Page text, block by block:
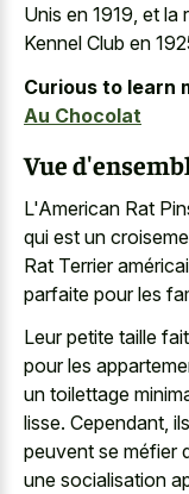
Unis en 1919, et
Kennel Club en
Curious to learn
Au Chocolat
Vue
L'American Rat
qui est un
Rat Terrier
parfaite pour les
Leur petite taille
pour les
un toilettage
lisse. Cependant,
peuvent se méfier
une socialisation